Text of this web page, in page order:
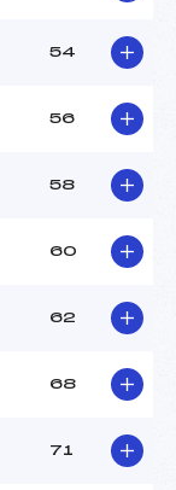
54
56
58
60
62
68
71